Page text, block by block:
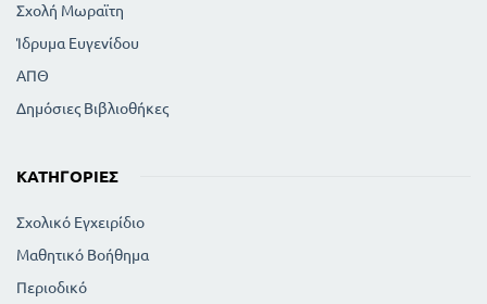
Σχολή Μωραϊτη
Ίδρυμα Ευγενίδου
ΑΠΘ
Δημόσιες Βιβλιοθήκες
ΚΑΤΗΓΟΡΊΕΣ
Σχολικό Εγχειρίδιο
Μαθητικό Βοήθημα
Περιοδικό